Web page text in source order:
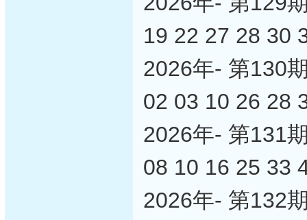
19 22 27 28 30
2026年- 第130
02 03 10 26 28
2026年- 第131
08 10 16 25 33
2026年- 第132